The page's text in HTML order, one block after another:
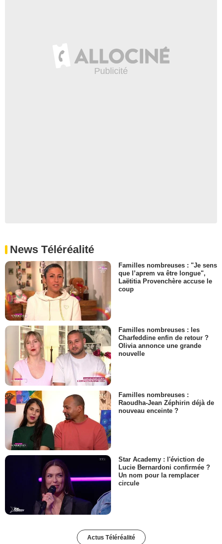
News Téléréalité
Familles nombreuses : "Je sens
que l’aprem va être longue",
Laëtitia Provenchère accuse le
coup
Familles nombreuses : les
Charfeddine enfin de retour ?
Olivia annonce une grande
nouvelle
Familles nombreuses :
Raoudha-Jean Zéphirin déjà de
nouveau enceinte ?
Star Academy : l'éviction de
Lucie Bernardoni confirmée ?
Un nom pour la remplacer
circule
Actus Téléréalité